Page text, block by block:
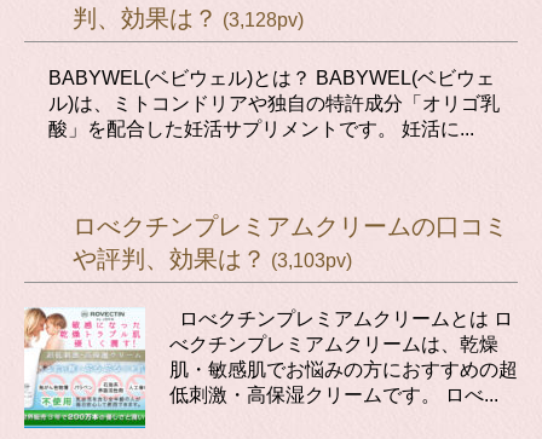
判、効果は？ (3,128pv)
BABYWEL(ベビウェル)とは？ BABYWEL(ベビウェ
ル)は、ミトコンドリアや独自の特許成分「オリゴ乳
酸」を配合した妊活サプリメントです。 妊活に...
ロべクチンプレミアムクリームの口コミ
や評判、効果は？ (3,103pv)
ロべクチンプレミアムクリームとは ロ
べクチンプレミアムクリームは、乾燥
肌・敏感肌でお悩みの方におすすめの超
低刺激・高保湿クリームです。 ロべ...